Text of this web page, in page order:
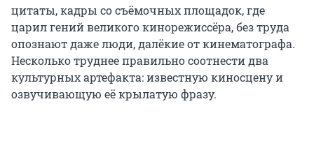
цитаты, кадры со съёмочных площадок, где
царил гений великого кинорежиссёра, без труда
опознают даже люди, далёкие от кинематографа.
Несколько труднее правильно соотнести два
культурных артефакта: известную киносцену и
озвучивающую её крылатую фразу.